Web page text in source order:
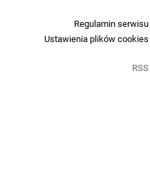
Regulamin serwisu
Ustawienia plików cookies
RSS